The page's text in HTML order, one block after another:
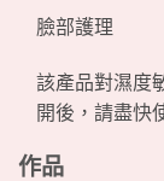
臉部護理
該產品對濕度
開後，請盡快
作品